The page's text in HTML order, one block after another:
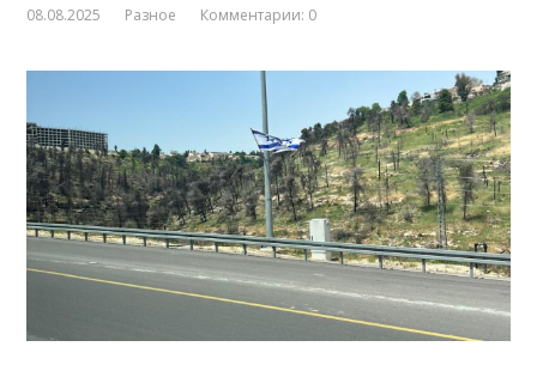
08.08.2025 Разное Комментарии: 0